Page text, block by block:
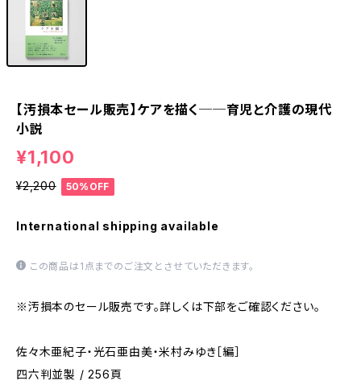
【汚損本セール販売】ケアを描く──育児と介護の現代
小説
¥1,100
¥2,200 50%OFF
International shipping available
この商品は1点までのご注文とさせていただきます。
※汚損本のセール販売です。詳しくは下部をご確認ください。
佐々木亜紀子・光石亜由美・米村みゆき［編］
四六判並製 / 256頁